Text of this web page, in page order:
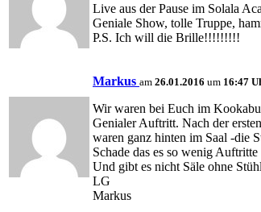
Live aus der Pause im Solala
Geniale Show, tolle Truppe,
P.S. Ich will die Brille!!!!!!!!!
Markus am 26.01.2016 um 16:47
Wir waren bei Euch im
Genialer Auftritt. Nach der
waren ganz hinten im Saal -die
Schade das es so wenig
Und gibt es nicht Säle ohne
LG
Markus